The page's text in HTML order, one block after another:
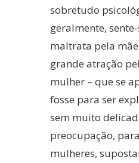
sobretudo
geralmente,
maltrata pela
grande atração
mulher – que se
fosse para ser
sem muito
preocupação,
mulheres,